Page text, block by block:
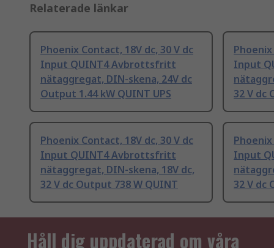
Relaterade länkar
Phoenix Contact, 18V dc, 30 V dc
Input QUINT4 Avbrottsfritt
nätaggregat, DIN-skena, 24V dc
Output 1.44 kW QUINT UPS
Input
32 V dc
Phoenix Contact, 18V dc, 30 V dc
Input QUINT4 Avbrottsfritt
nätaggregat, DIN-skena, 18V dc,
32 V dc Output 738 W QUINT
Input
32 V dc
Håll dig uppdaterad om våra